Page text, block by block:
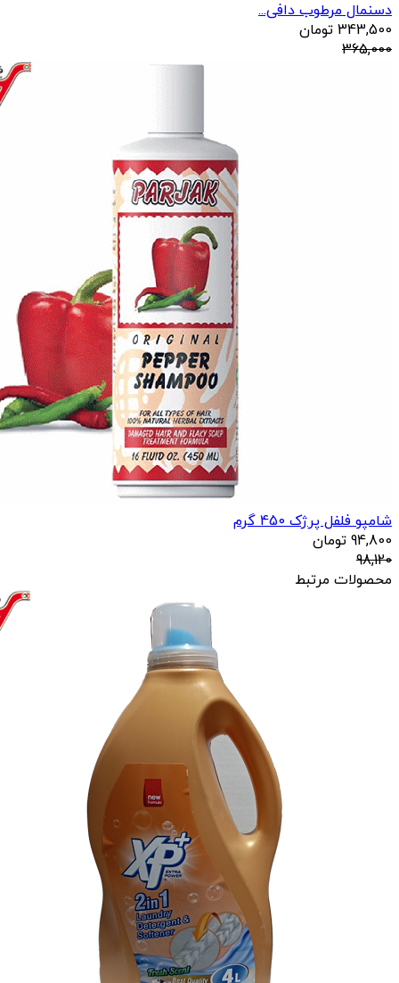
دسنمال مرطوب دافی...
343,500 تومان
365,000
شامپو فلفل پرژک 450 گرم
94,800 تومان
98,120
محصولات مرتبط